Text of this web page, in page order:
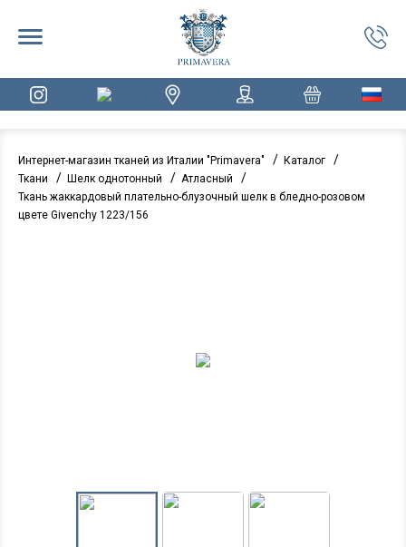
Интернет-магазин тканей из Италии "Primavera" / Каталог /
Ткани / Шелк однотонный / Атласный /
Ткань жаккардовый плательно-блузочный шелк в бледно-розовом
цвете Givenchy 1223/156